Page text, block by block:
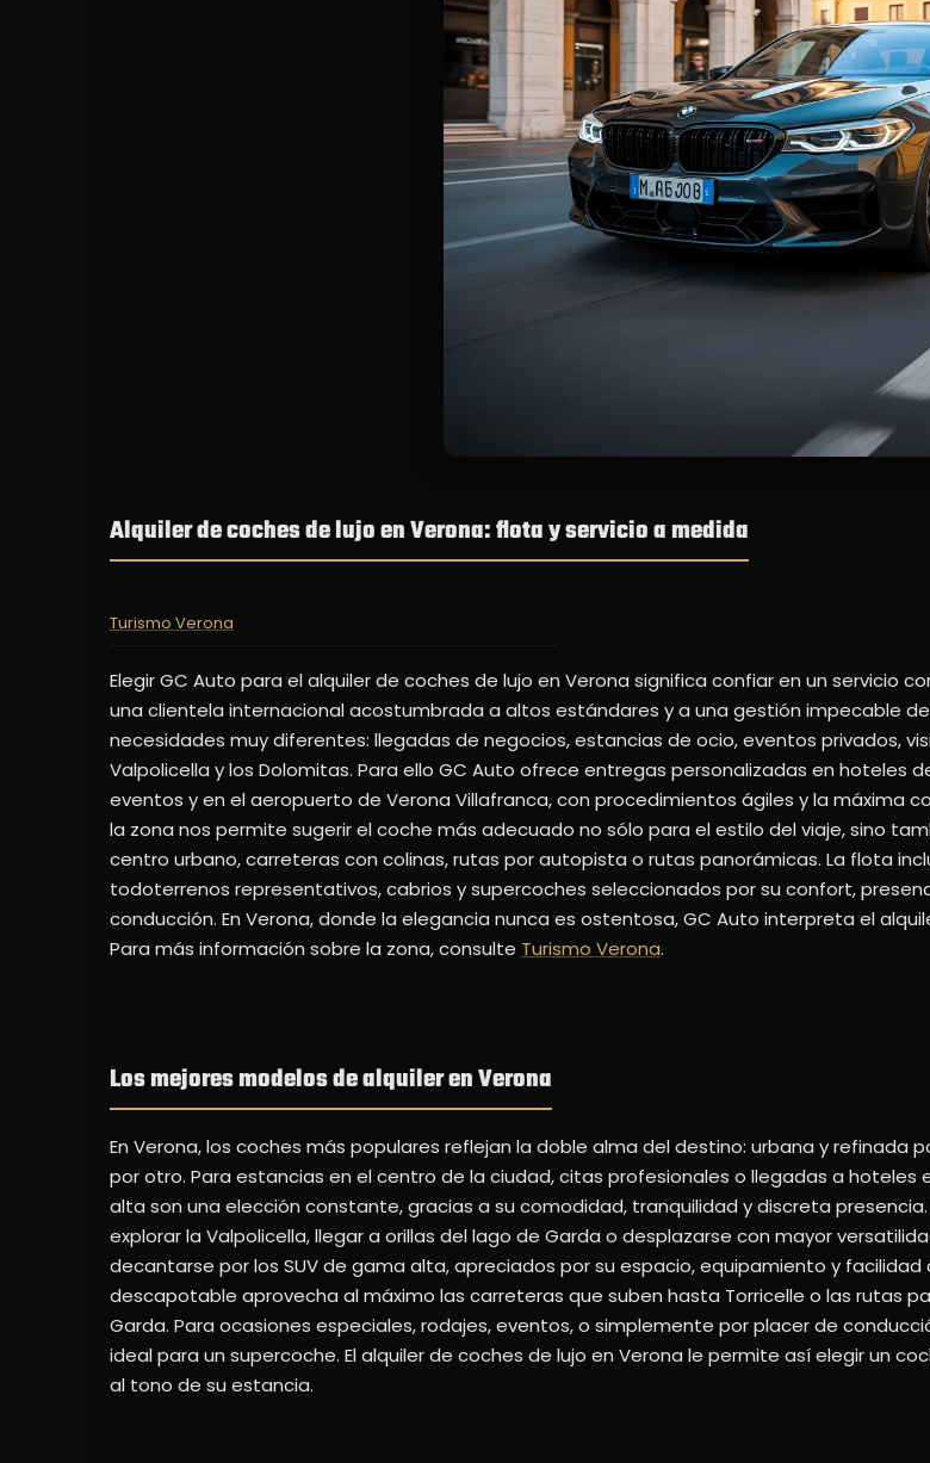
Alquiler de coches de lujo en Verona: flota y servicio a medida
Turismo Verona
Elegir GC Auto para el alquiler de coches de lujo en Verona significa confiar en un servicio
una clientela internacional acostumbrada a altos estándares y a una gestión impecable
necesidades muy diferentes: llegadas de negocios, estancias de ocio, eventos privados,
Valpolicella y los Dolomitas. Para ello GC Auto ofrece entregas personalizadas en hoteles
eventos y en el aeropuerto de Verona Villafranca, con procedimientos ágiles y la máxima
la zona nos permite sugerir el coche más adecuado no sólo para el estilo del viaje, sino
centro urbano, carreteras con colinas, rutas por autopista o rutas panorámicas. La flota
todoterrenos representativos, cabrios y supercoches seleccionados por su confort,
conducción. En Verona, donde la elegancia nunca es ostentosa, GC Auto interpreta el
Para más información sobre la zona, consulte Turismo Verona.
Los mejores modelos de alquiler en Verona
En Verona, los coches más populares reflejan la doble alma del destino: urbana y refinada
por otro. Para estancias en el centro de la ciudad, citas profesionales o llegadas a hoteles
alta son una elección constante, gracias a su comodidad, tranquilidad y discreta
explorar la Valpolicella, llegar a orillas del lago de Garda o desplazarse con mayor
decantarse por los SUV de gama alta, apreciados por su espacio, equipamiento y facilidad
descapotable aprovecha al máximo las carreteras que suben hasta Torricelle o las rutas
Garda. Para ocasiones especiales, rodajes, eventos, o simplemente por placer de
ideal para un supercoche. El alquiler de coches de lujo en Verona le permite así elegir un
al tono de su estancia.